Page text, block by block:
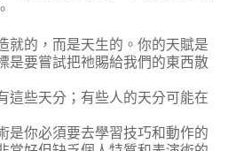
就的，而是天生的。你的天賦是
是要嘗試把祂賜給我們的東西散
這些天分；有些人的天分可能在
是你必須要去學習技巧和動作的